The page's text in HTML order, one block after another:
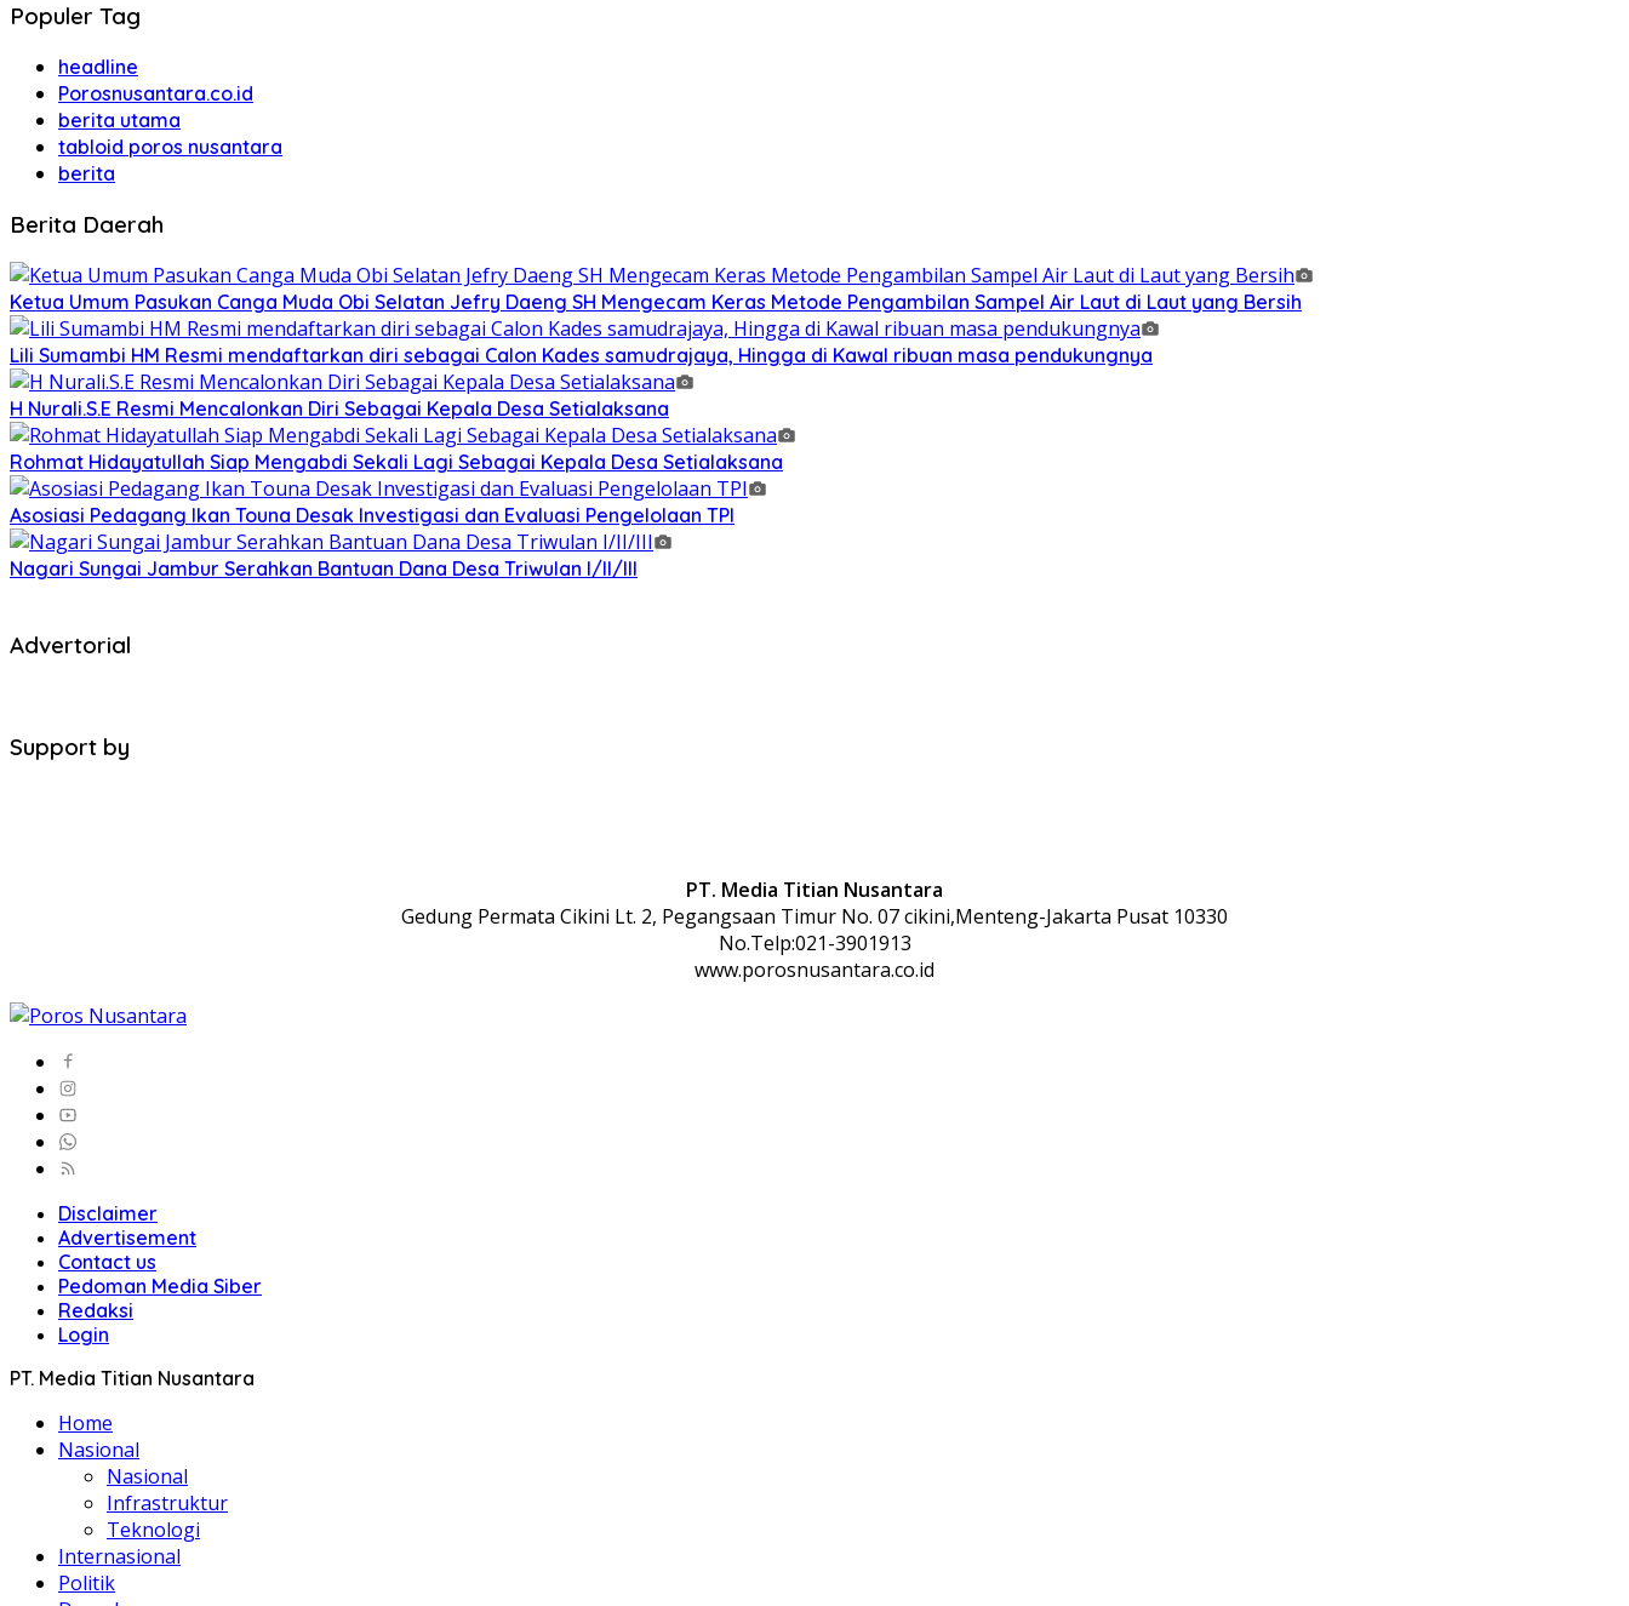
Populer Tag
headline
Porosnusantara.co.id
berita utama
tabloid poros nusantara
berita
Berita Daerah
Ketua Umum Pasukan Canga Muda Obi Selatan Jefry Daeng SH Mengecam Keras Metode Pengambilan Sampel Air Laut di Laut yang Bersih
Lili Sumambi HM Resmi mendaftarkan diri sebagai Calon Kades samudrajaya, Hingga di Kawal ribuan masa pendukungnya
H Nurali.S.E Resmi Mencalonkan Diri Sebagai Kepala Desa Setialaksana
Rohmat Hidayatullah Siap Mengabdi Sekali Lagi Sebagai Kepala Desa Setialaksana
Asosiasi Pedagang Ikan Touna Desak Investigasi dan Evaluasi Pengelolaan TPI
Nagari Sungai Jambur Serahkan Bantuan Dana Desa Triwulan I/II/III
Advertorial
Support by
PT. Media Titian Nusantara
Gedung Permata Cikini Lt. 2, Pegangsaan Timur No. 07 cikini,Menteng-Jakarta Pusat 10330
No.Telp:021-3901913
www.porosnusantara.co.id
Disclaimer
Advertisement
Contact us
Pedoman Media Siber
Redaksi
Login
PT. Media Titian Nusantara
Home
Nasional
Nasional
Infrastruktur
Teknologi
Internasional
Politik